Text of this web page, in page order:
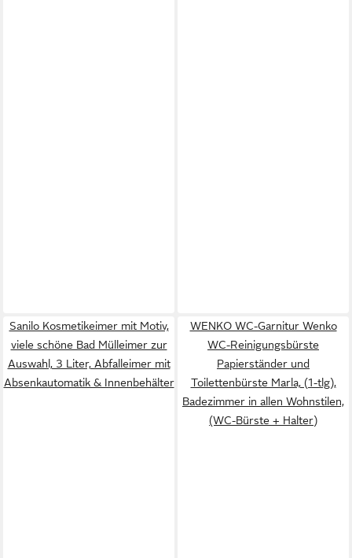
Sanilo Kosmetikeimer mit Motiv,
viele schöne Bad Mülleimer zur
Auswahl, 3 Liter, Abfalleimer mit
Absenkautomatik & Innenbehälter
WENKO WC-Garnitur Wenko
WC-Reinigungsbürste
Papierständer und
Toilettenbürste Marla, (1-tlg),
Badezimmer in allen Wohnstilen,
(WC-Bürste + Halter)